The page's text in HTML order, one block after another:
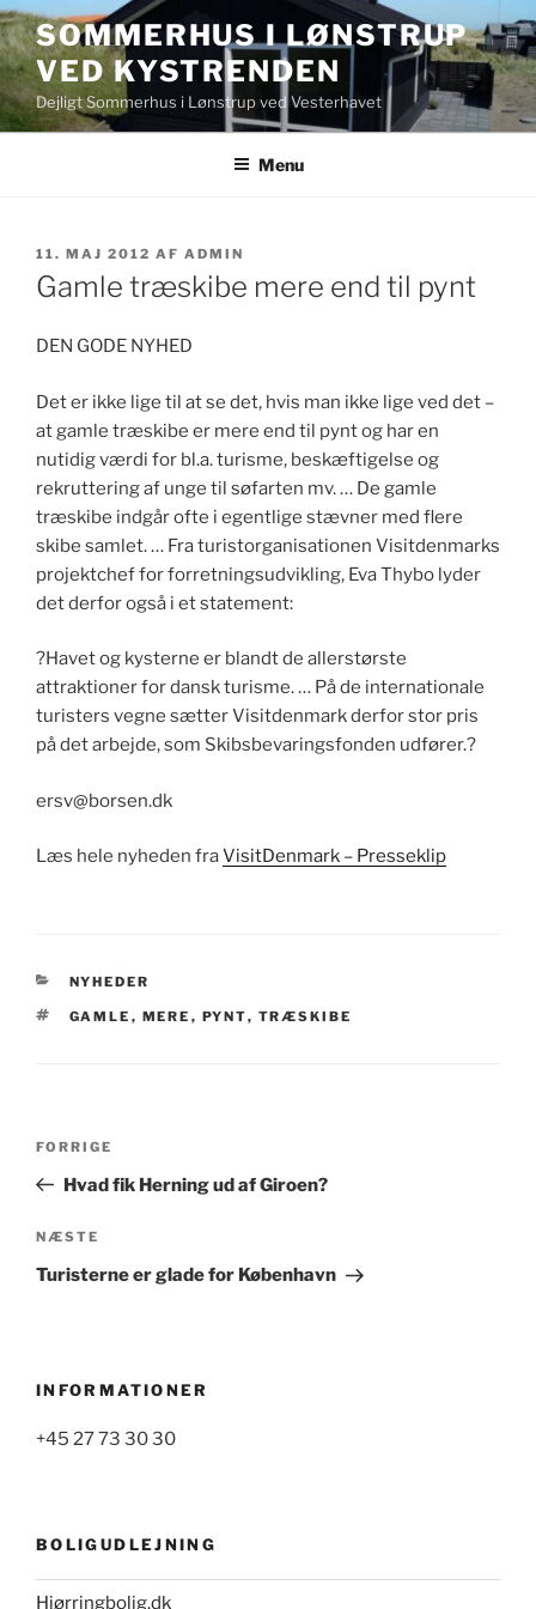
Videre
til
indhold
SOMMERHUS I LØNSTRUP
VED KYSTRENDEN
Dejligt Sommerhus i Lønstrup ved Vesterhavet
Menu
UDGIVET
DEN
11. MAJ 2012 AF ADMIN
Gamle træskibe mere end til pynt
DEN GODE NYHED
Det er ikke lige til at se det, hvis man ikke lige ved det –
at gamle træskibe er mere end til pynt og har en
nutidig værdi for bl.a. turisme, beskæftigelse og
rekruttering af unge til søfarten mv. … De gamle
træskibe indgår ofte i egentlige stævner med flere
skibe samlet. … Fra turistorganisationen Visitdenmarks
projektchef for forretningsudvikling, Eva Thybo lyder
det derfor også i et statement:
?Havet og kysterne er blandt de allerstørste
attraktioner for dansk turisme. … På de internationale
turisters vegne sætter Visitdenmark derfor stor pris
på det arbejde, som Skibsbevaringsfonden udfører.?
ersv@borsen.dk
Læs hele nyheden fraVisitDenmark – Presseklip
KATEGORIER
NYHEDER
TAGS
GAMLE , MERE , PYNT, TRÆSKIBE
Forrige
indlæg
FORRIGE
Hvad fik Herning ud af Giroen?
Næste
indlæg
NÆSTE
Turisterne er glade for København
INFORMATIONER
+45 27 73 30 30
BOLIGUDLEJNING
Hjørringbolig.dk